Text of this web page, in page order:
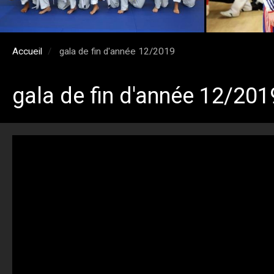
Accueil gala de fin d'année 12/2019
gala de fin d'année 12/